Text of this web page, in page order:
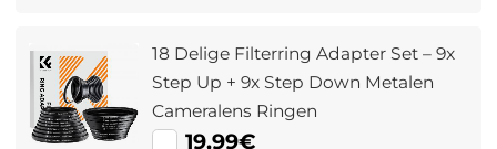
18 Delige Filterring Adapter Set – 9x
Step Up + 9x Step Down Metalen
Cameralens Ringen
19,99€